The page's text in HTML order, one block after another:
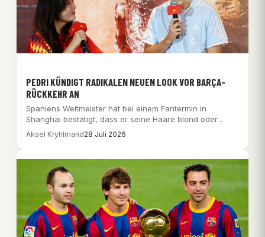
PEDRI KÜNDIGT RADIKALEN NEUEN LOOK VOR BARÇA-
RÜCKKEHR AN
Spaniens Weltmeister hat bei einem Fantermin in
Shanghai bestätigt, dass er seine Haare blond oder…
Aksel Kryhlmand28 Juli 2026